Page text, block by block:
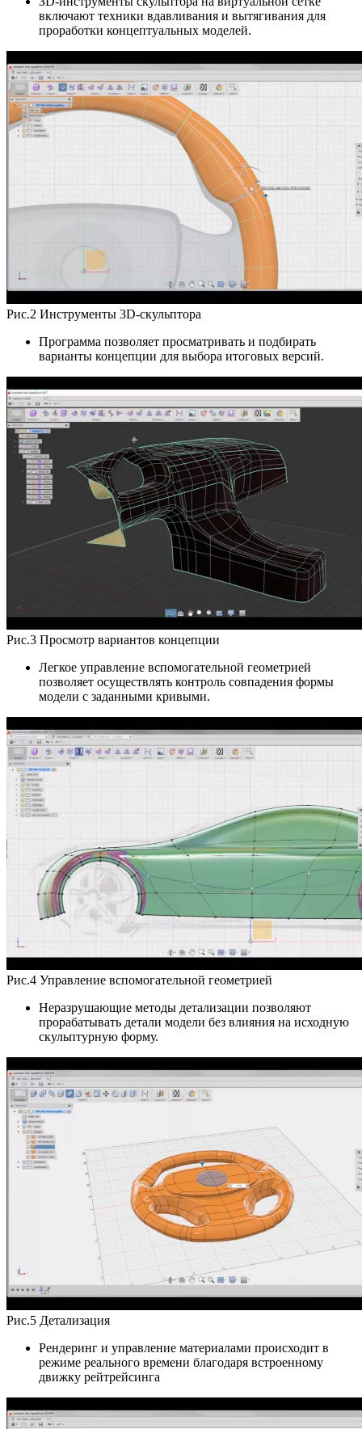
включают техники вдавливания и вытягивания для
проработки концептуальных моделей.
Рис.2 Инструменты 3D-скульптора
Программа позволяет просматривать и подбирать
варианты концепции для выбора итоговых версий.
Рис.3 Просмотр вариантов концепции
Легкое управление вспомогательной геометрией
позволяет осуществлять контроль совпадения формы
модели с заданными кривыми.
Рис.4 Управление вспомогательной геометрией
Неразрушающие методы детализации позволяют
прорабатывать детали модели без влияния на исходную
скульптурную форму.
Рис.5 Детализация
Рендеринг и управление материалами происходит в
режиме реального времени благодаря встроенному
движку рейтрейсинга